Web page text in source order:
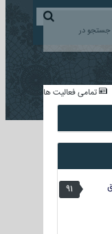
جستجو در
تمامی فعالیت ها
91